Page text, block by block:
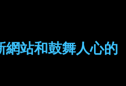
站和鼓舞人心的